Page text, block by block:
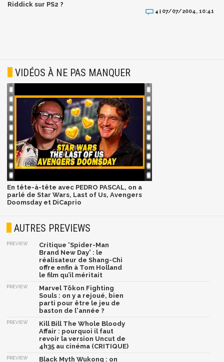
Riddick sur PS2 ?
4 | 07/07/2004, 10:41
VIDÉOS À NE PAS MANQUER
En tête-à-tête avec PEDRO PASCAL, on a
parlé de Star Wars, Last of Us, Avengers
Doomsday et DiCaprio
AUTRES PREVIEWS
PREVIEW
Critique 'Spider-Man
Brand New Day' : le
réalisateur de Shang-Chi
offre enfin à Tom Holland
le film qu’il méritait
PREVIEW
Marvel Tōkon Fighting
Souls : on y a rejoué, bien
parti pour être le jeu de
baston de l'année ?
PREVIEW
Kill Bill The Whole Bloody
Affair : pourquoi il faut
revoir la version Uncut de
4h35 au cinéma (CRITIQUE)
PREVIEW Black Myth Wukong : on